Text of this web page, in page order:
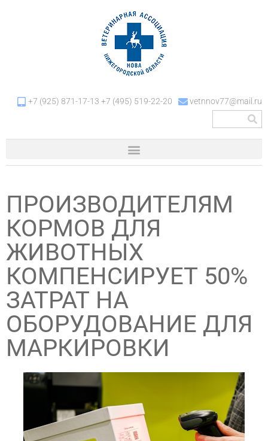
+7 (925) 871-17-13 +7 (495) 519-22-20 vetnnov77@mail.ru
ПРОИЗВОДИТЕЛЯМ
КОРМОВ ДЛЯ
ЖИВОТНЫХ
КОМПЕНСИРУЕТ 50%
ЗАТРАТ НА
ОБОРУДОВАНИЕ ДЛЯ
МАРКИРОВКИ